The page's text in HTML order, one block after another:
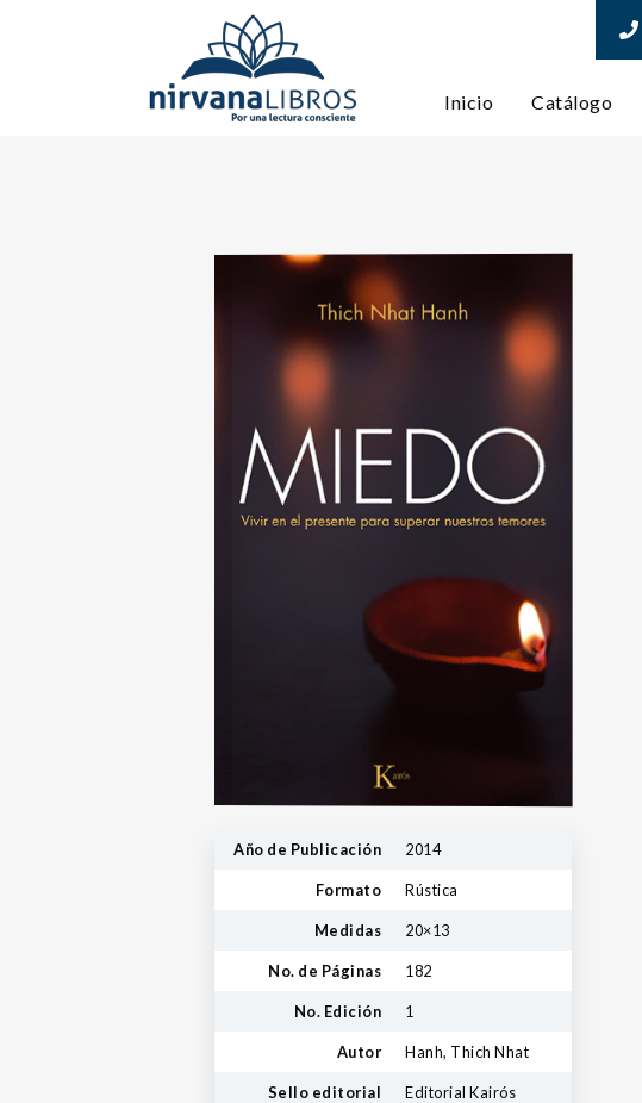
Inicio Catálogo
Año de Publicación 2014
Formato Rústica
Medidas 20×13
No. de Páginas 182
No. Edición 1
Autor Hanh, Thich Nhat
Sello editorial Editorial Kairós